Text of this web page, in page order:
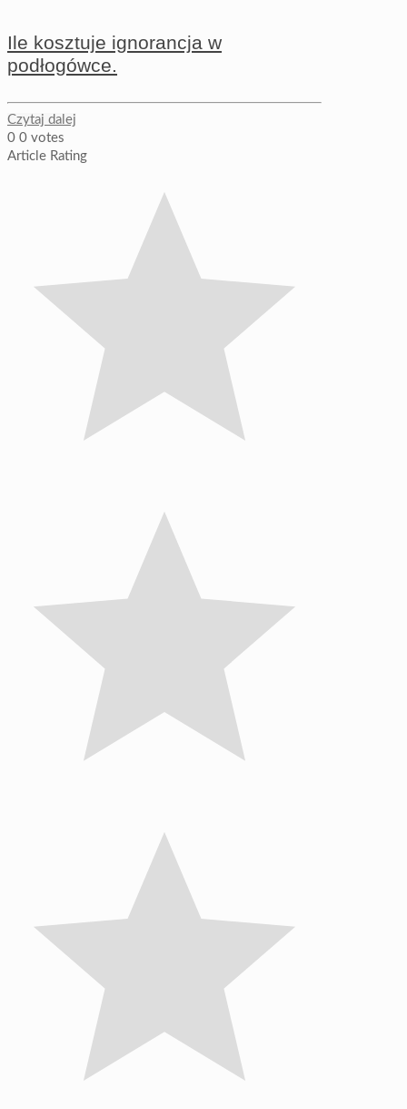
Ile kosztuje ignorancja w
podłogówce.
Czytaj dalej
0 0 votes
Article Rating